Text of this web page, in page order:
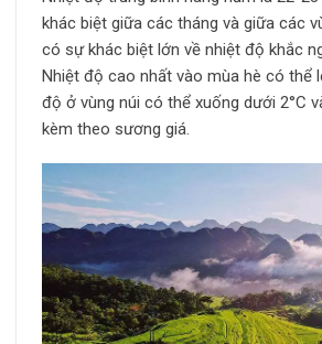
khác biệt giữa các tháng và giữa các
có sự khác biệt lớn về nhiệt độ khắc
Nhiệt độ cao nhất vào mùa hè có thể
độ ở vùng núi có thể xuống dưới 2°C
kèm theo sương giá.